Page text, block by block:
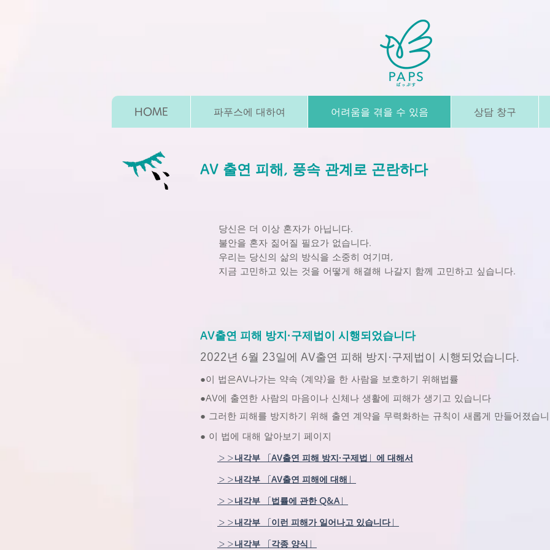
HOME 파푸스에 대하여 어려움을 겪을 수 있음 상담 창구
AV 출연 피해, 풍속 관계로 곤란하다
당신은 더 이상 혼자가 아닙니다.
불안을 혼자 짊어질 필요가 없습니다.
우리는 당신의 삶의 방식을 소중히 여기며,
지금 고민하고 있는 것을 어떻게 해결해 나갈지 함께 고민하고 싶습니다.
AV출연 피해 방지·구제법이 시행되었습니다
2022년 6월 23일에 AV출연 피해 방지·구제법이 시행되었습니다.
●이 법은AV나가는 약속 (계약)을 한 사람을 보호하기 위해 법률
●AV에 출연한 사람의 마음이나 신체나 생활에 피해가 생기고 있습니다
● 그러한 피해를 방지하기 위해 출연 계약을 무력화하는 규칙이 새롭게 만들어졌습
​● 이 법에 대해 알아보기 페이지
＞＞내각부 「AV출연 피해 방지·구제법」에 대해서
＞＞내각부 「AV출연 피해에 대해」
＞＞내각부 「법률에 관한 Q&A」
＞＞내각부 「이런 피해가 일어나고 있습니다」
＞＞내각부 「각종 양식」